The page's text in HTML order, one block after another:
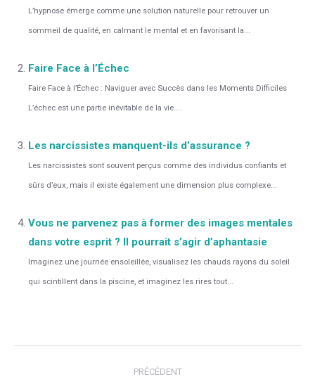
L’hypnose émerge comme une solution naturelle pour retrouver un
sommeil de qualité, en calmant le mental et en favorisant la...
Faire Face à l’Échec
Faire Face à l’Échec : Naviguer avec Succès dans les Moments Difficiles
L’échec est une partie inévitable de la vie....
Les narcissistes manquent-ils d’assurance ?
Les narcissistes sont souvent perçus comme des individus confiants et
sûrs d’eux, mais il existe également une dimension plus complexe...
Vous ne parvenez pas à former des images mentales
dans votre esprit ? Il pourrait s’agir d’aphantasie
Imaginez une journée ensoleillée, visualisez les chauds rayons du soleil
qui scintillent dans la piscine, et imaginez les rires tout...
PRÉCÉDENT